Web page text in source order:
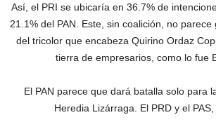
Así, el PRI se ubicaría en 36.7% de
21.1% del PAN. Este, sin coalición, no
del tricolor que encabeza Quirino Ordaz
tierra de empresarios, como lo fue
El PAN parece que dará batalla solo para
Heredia Lizárraga. El PRD y el PAS,